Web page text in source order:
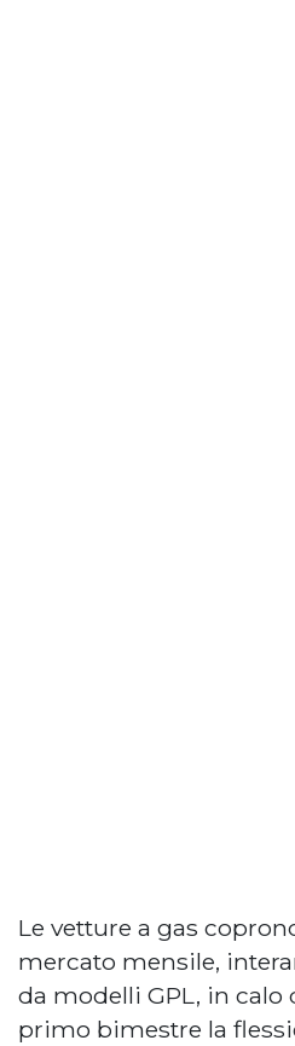
Le vetture a gas
mercato mensile,
da modelli GPL, in calo
primo bimestre la